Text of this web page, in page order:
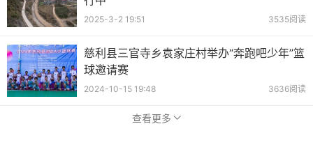
2025-3-2 19:51 3535阅读
慈利县三官寺乡袁家庄村举办“奔跑吧少年”篮
球邀请赛
2024-10-15 19:48 3636阅读
查看更多